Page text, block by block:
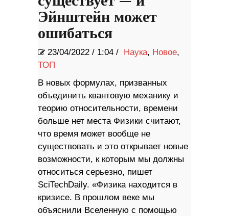
Эйнштейн может
ошибаться
23/04/2022 / 1:04 / Наука, Новое,
ТОП
В новых формулах, призванных
объединить квантовую механику и
теорию относительности, времени
больше нет места Физики считают,
что время может вообще не
существовать и это открывает новые
возможности, к которым мы должны
относиться серьезно, пишет
SciTechDaily. «Физика находится в
кризисе. В прошлом веке мы
объяснили Вселенную с помощью